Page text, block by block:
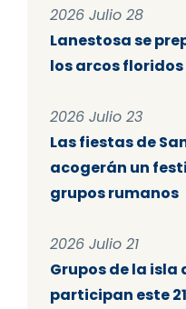
2026 Julio 28
Lanestosa se
los arcos floridos
2026 Julio 23
Las fiestas de
acogerán un
grupos rumanos
2026 Julio 21
Grupos de la isla
participan este